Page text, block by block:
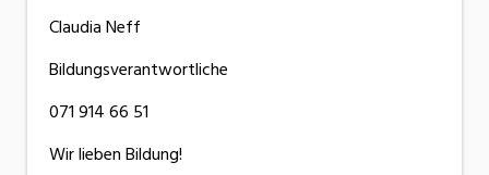
Claudia Neff
Bildungsverantwortliche
071 914 66 51
Wir lieben Bildung!